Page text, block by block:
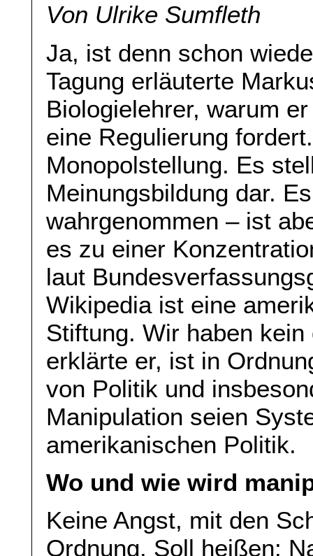
Von Ulrike Sumfleth
Ja, ist denn schon
Tagung erläuterte
Biologielehrer, warum
eine Regulierung
Monopolstellung. Es
Meinungsbildung dar.
wahrgenommen – ist
es zu einer
laut
Wikipedia ist eine
Stiftung. Wir haben
erklärte er, ist in
von Politik und
Manipulation seien
amerikanischen Politik.
Wo und wie wird
Keine Angst, mit den
Ordnung. Soll heißen: